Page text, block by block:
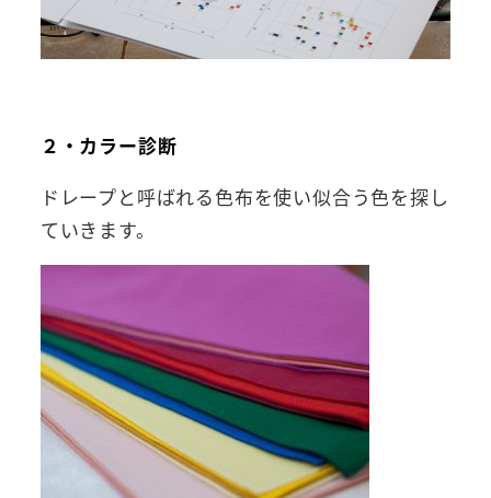
２・カラー診断
ドレープと呼ばれる色布を使い似合う色を探し
ていきます。